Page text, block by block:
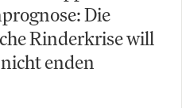
Die
Rinderkrise will
enden